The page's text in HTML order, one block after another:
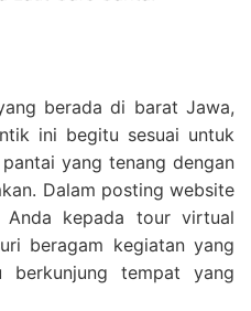
berada di barat Jawa,
ini begitu sesuai untuk
yang tenang dengan
Dalam posting website
Anda kepada tour virtual
beragam kegiatan yang
tempat yang